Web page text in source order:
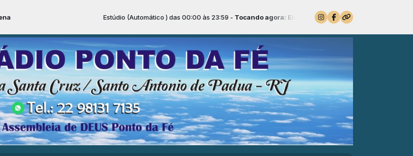
Estúdio (Automático ) das 00:00 às 23:59 -Tocando agora: Eliane Fernandes Presena